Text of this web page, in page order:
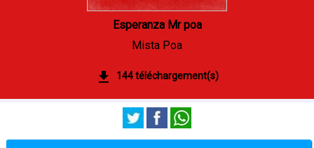
Esperanza Mr poa
Mista Poa
144 téléchargement(s)